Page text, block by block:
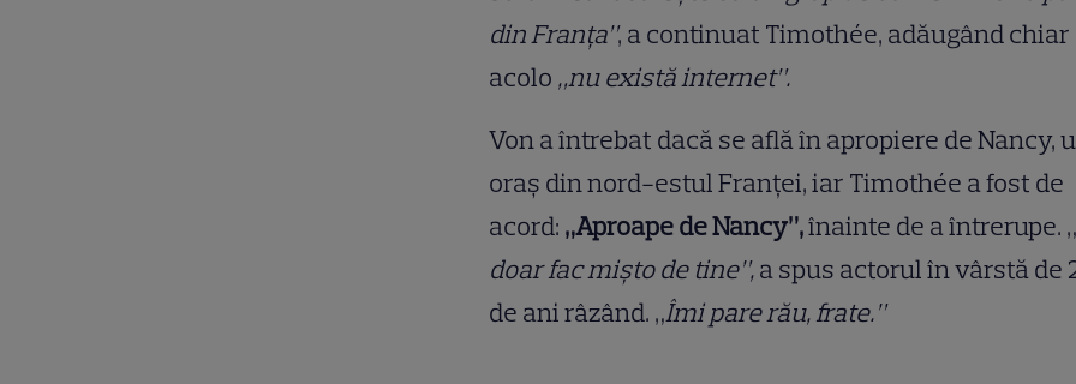
din Franța”, a continuat Timothée, adăugând chiar
acolo „nu există internet”.
Von a întrebat dacă se află în apropiere de Nancy,
oraș din nord-estul Franței, iar Timothée a fost de
acord: „Aproape de Nancy”,înainte de a întrerupe. „
doar fac mișto de tine”,a spus actorul în vârstă de
de ani râzând. „Îmi pare rău, frate.”